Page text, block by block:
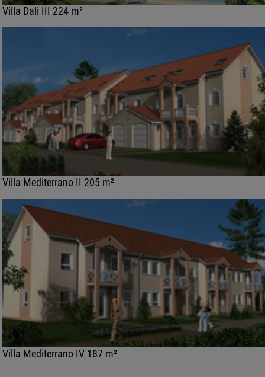
Villa Dali III 224 m²
Villa Mediterrano II 205 m²
Villa Mediterrano IV 187 m²